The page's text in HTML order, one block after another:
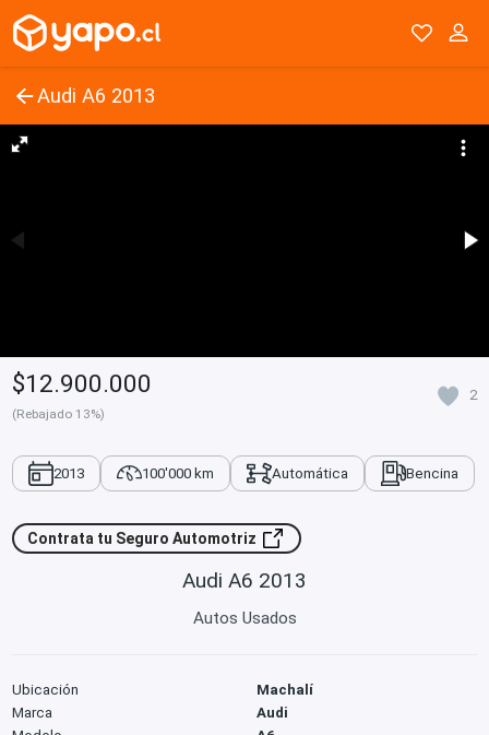
Audi A6 2013
$12.900.000
(Rebajado 13%)
2
2013 100'000 km Automática Bencina
Contrata tu Seguro Automotriz
Audi A6 2013
Autos Usados
Ubicación
Machalí
Marca
Audi